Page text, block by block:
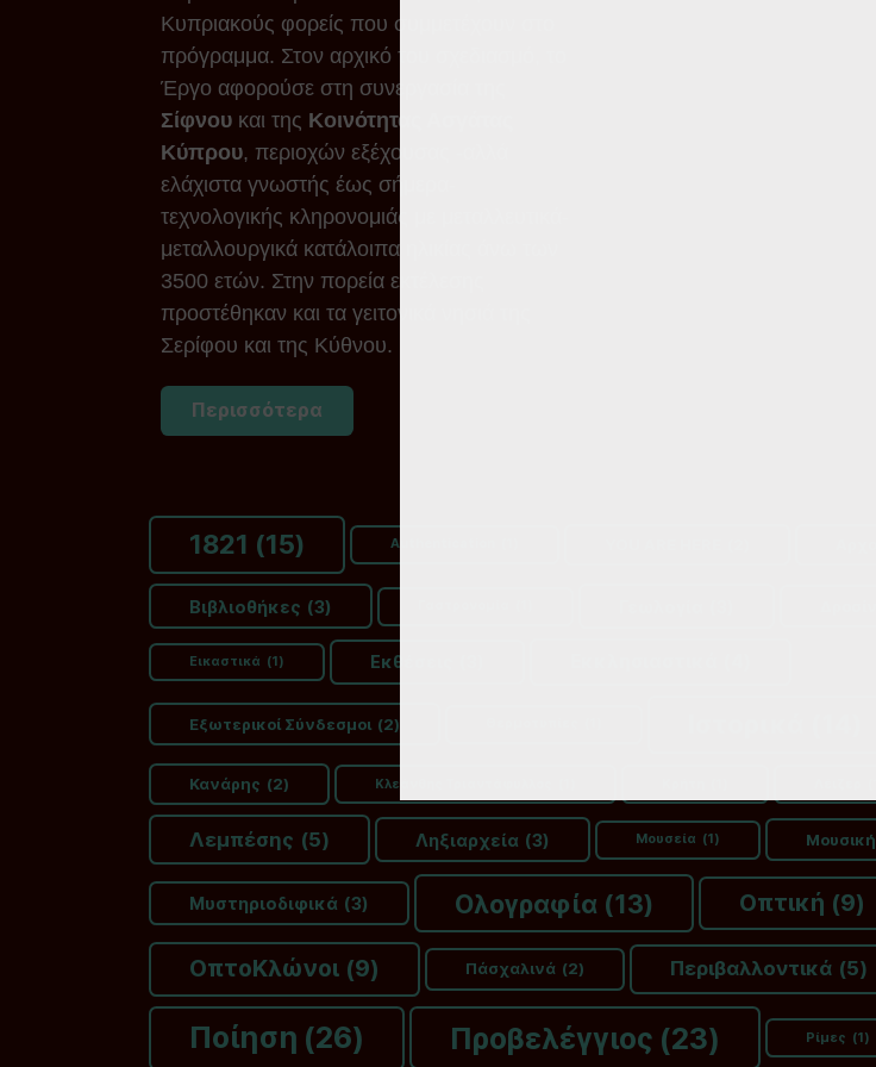
Κυπριακούς φορείς που συμμετέχουν στο
πρόγραμμα. Στον αρχικό του σχεδιασμό, το
Έργο αφορούσε στη συνεργασία της
Σίφνου και της Κοινότητας Ασγάτας
Κύπρου, περιοχών εξέχουσας -αλλά
ελάχιστα γνωστής έως σήμερα-
τεχνολογικής κληρονομιάς με μεταλλευτικά-
μεταλλουργικά κατάλοιπα ηλικίας άνω των
3500 ετών. Στην πορεία εκτέλεσης
προστέθηκαν και τα γειτονικά νησιά της
Σερίφου και της Κύθνου.
Περισσότερα
1821 (15) Authentication
Βιβλιοθήκες (3)
Εικαστικά (1) Εκθέσεις
Εξωτερικοί Σύνδεσμοι (2)
Κανάρης (2) Κλεάνθης Τριαντάφυλλος
Λεμπέσης (5) Ληξιαρχεία (3) Μουσεία (1) Μουσική
Μυστηριοδιφικά (3) Ολογραφία (13) Οπτική (9)
ΟπτοΚλώνοι (9) Πάσχαλινά (2) Περιβαλλοντικά (5)
Ποίηση (26) Προβελέγγιος (23) Ρίμες (1)